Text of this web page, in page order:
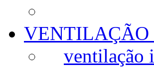
ventilação